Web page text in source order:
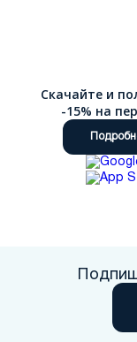
Скачайте и
-15% на